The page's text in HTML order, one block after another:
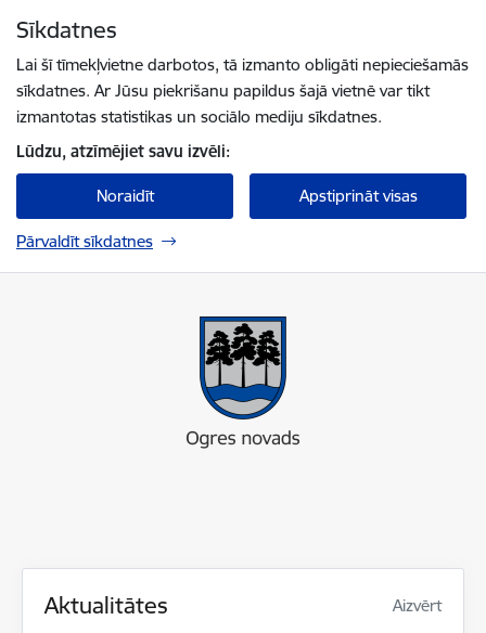
Sīkdatnes
Lai šī tīmekļvietne darbotos, tā izmanto obligāti nepieciešamās
sīkdatnes. Ar Jūsu piekrišanu papildus šajā vietnē var tikt
izmantotas statistikas un sociālo mediju sīkdatnes.
Lūdzu, atzīmējiet savu izvēli:
Noraidīt Apstiprināt visas
Pārvaldīt sīkdatnes
Aktualitātes Aizvērt